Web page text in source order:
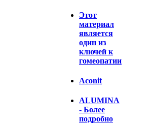
Этот
материал
является
один из
ключей к
гомеопатии
Aconit
ALUMINA
- Более
подробно